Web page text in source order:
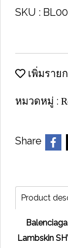
SKU :
เพิ่มราย
หมวดหมู่ :
Share
Product
Lambskin